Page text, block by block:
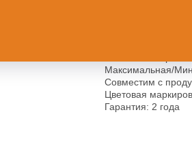
Максимальная/
Совместим с
Цветовая
Гарантия: 2 года